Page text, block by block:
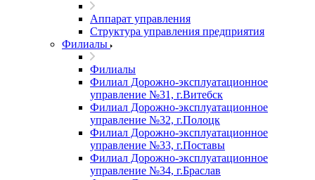
Аппарат управления
Структура управления предприятия
Филиалы
Филиалы
Филиал Дорожно-эксплуатационное
управление №31, г.Витебск
Филиал Дорожно-эксплуатационное
управление №32, г.Полоцк
Филиал Дорожно-эксплуатационное
управление №33, г.Поставы
Филиал Дорожно-эксплуатационное
управление №34, г.Браслав